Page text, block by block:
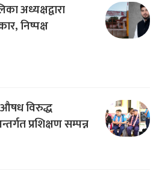
अध्यक्षद्वारा
निष्पक्ष
विरुद्ध
प्रशिक्षण सम्पन्न